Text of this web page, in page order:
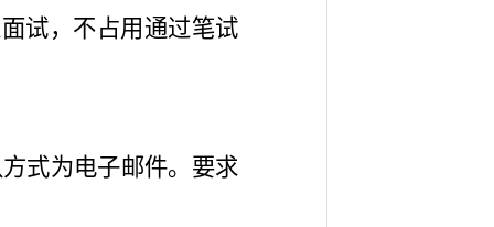
试，不占用通过笔试
式为电子邮件。要求